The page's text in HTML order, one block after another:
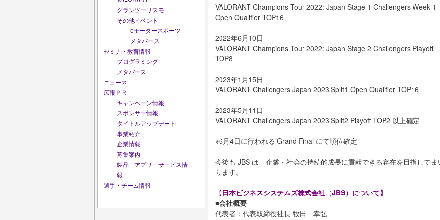
グランツーリスモ
その他イベント
eモータースポーツ
メタバース
セミナ・教育情報
プログラミング
メタバース
ニュース
広報ＰＲ
キャンペーン情報
スポンサー情報
タイトルアップデート
事業紹介
企業情報
募集案内
製品・アプリ・サービス情
報
選手・チーム情報
VALORANT Champions Tour 2022: Japan Stage 1 Challengers Week 1
Open Qualifier TOP16
2022年6月10日
VALORANT Champions Tour 2022: Japan Stage 2 Challengers Playoff
TOP8
2023年1月15日
VALORANT Challengers Japan 2023 Split1 Open Qualifier TOP16
2023年5月11日
VALORANT Challengers Japan 2023 Split2 Playoff TOP2 以上確定
※6月4日に行われる Grand Final にて順位確定
今後も JBS は、企業・社会の持続的成長に貢献できる存在を目指してま
ります。
【日本ビジネスシステムズ株式会社（JBS）について】
■会社概要
代表者：代表取締役社長 牧田 幸弘